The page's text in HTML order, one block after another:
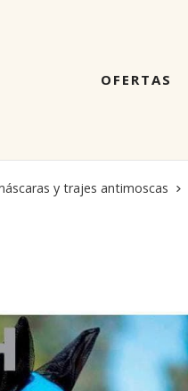
OFERTAS
y trajes antimoscas